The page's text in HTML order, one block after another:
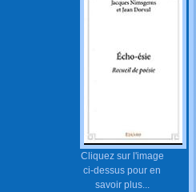
Cliquez sur l'image
ci-dessus pour en
savoir plus...